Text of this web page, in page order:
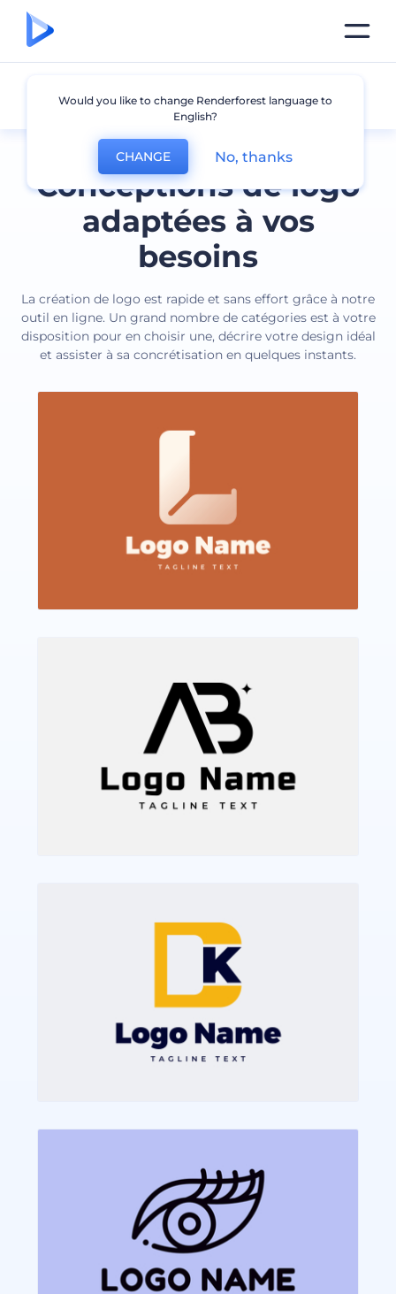
Conceptions de logo
adaptées à vos
besoins
La création de logo est rapide et sans effort grâce à notre
outil en ligne. Un grand nombre de catégories est à votre
disposition pour en choisir une, décrire votre design idéal
et assister à sa concrétisation en quelques instants.
Tous les logos
Would you like to change Renderforest language to
English?
CHANGE No, thanks